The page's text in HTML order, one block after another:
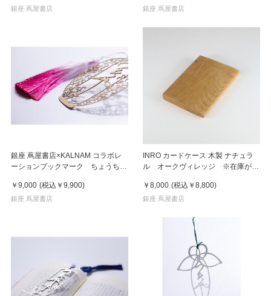
銀座 蔦屋書店 銀座 蔦屋書店
銀座 蔦屋書店×KALNAM コラボレ
ーションブックマーク ちょうちん
￥9,000 (税込 ￥9,900)
銀座 蔦屋書店
INRO カードケース 木製 ナチュラ
ル オークヴィレッジ ※在庫がな
￥8,000 (税込 ￥8,800)
銀座 蔦屋書店